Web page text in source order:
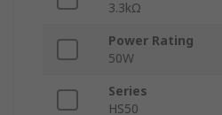
3.3kΩ
Power Rating
50W
Series
HS50